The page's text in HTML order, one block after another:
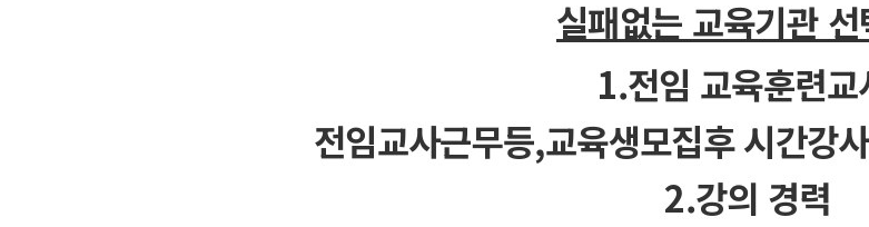
실패없는 교육기관
1.전임 교육훈련
전임교사근무등,교​육생모집후 시간강
2.강의 경력​